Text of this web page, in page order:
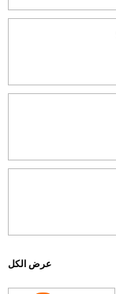
عرض الكل